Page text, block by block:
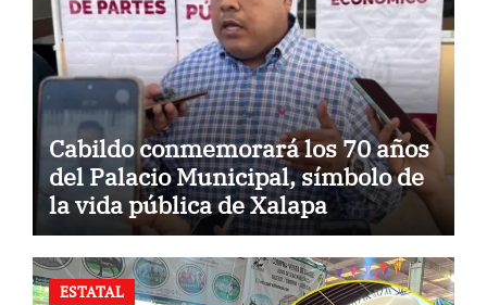
Cabildo conmemorará los 70 años
del Palacio Municipal, símbolo de
la vida pública de Xalapa
ESTATAL